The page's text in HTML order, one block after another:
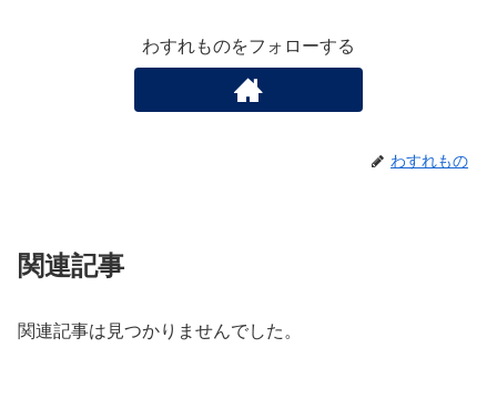
わすれものをフォローする
わすれもの
関連記事
関連記事は見つかりませんでした。